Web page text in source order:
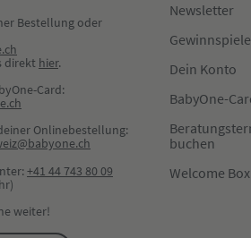
Bestellung oder
direkt hier.
Card:
Onlinebestellung:
+41 44 743 80 09
weiter!
Newsletter
Gewinnspiele
Dein Konto
BabyOne-
buchen
Welcome Box